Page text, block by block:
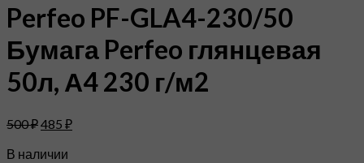
Perfeo PF-GLA4-230/50
Бумага Perfeo глянцевая
50л, А4 230 г/м2
500₽485 ₽
В наличии